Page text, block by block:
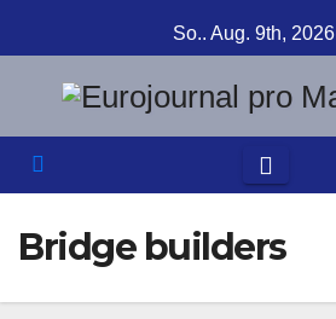
Inhalt
springen
So.. Aug. 9th, 2026
Bridge builders